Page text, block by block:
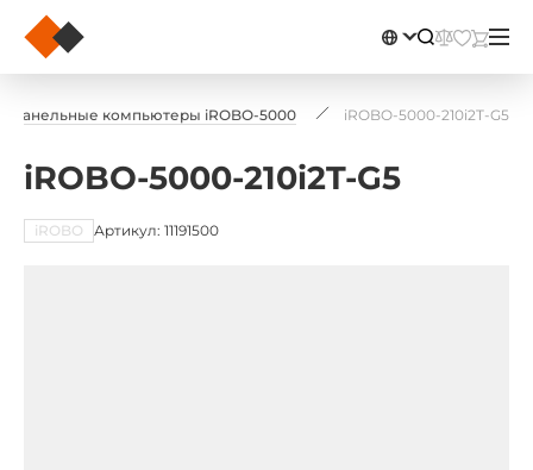
Панельные компьютеры iROBO-5000 iROBO-5000-210i2T-G5
iROBO-5000-210i2T-G5
iROBO Артикул: 11191500